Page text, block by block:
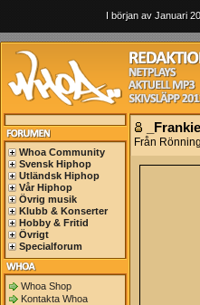
I början av Januari
Whoa Community
Svensk Hiphop
Utländsk Hiphop
Vår Hiphop
Övrig musik
Klubb & Konserter
Hobby & Fritid
Övrigt
Specialforum
Whoa Shop
Kontakta Whoa
Från